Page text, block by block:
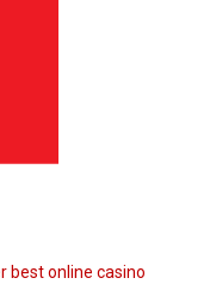
best online casino